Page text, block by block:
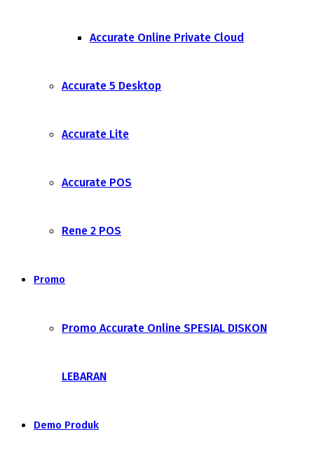
Accurate Online Private Cloud
Accurate 5 Desktop
Accurate Lite
Accurate POS
Rene 2 POS
Promo
Promo Accurate Online SPESIAL DISKON
LEBARAN
Demo Produk